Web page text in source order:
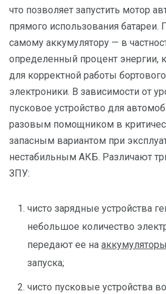
что позволяет запустить мотор
прямого использования батареи.
самому аккумулятору — в
определенный процент энергии,
для корректной работы
электроники. В зависимости от
пусковое устройство для
разовым помощником в
запасным вариантом при
нестабильным АКБ. Различают
ЗПУ:
чисто зарядные устройства
небольшое количество
передают ее на аккумуляторы
запуска;
чисто пусковые устройства